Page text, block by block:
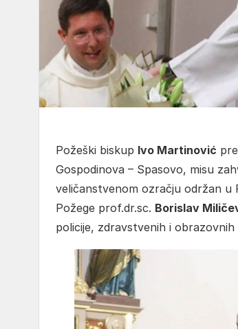
Požeški biskup Ivo Martinović
Gospodinova – Spasovo, misu
veličanstvenom ozračju održan u
Požege prof.dr.sc. Borislav
policije, zdravstvenih i